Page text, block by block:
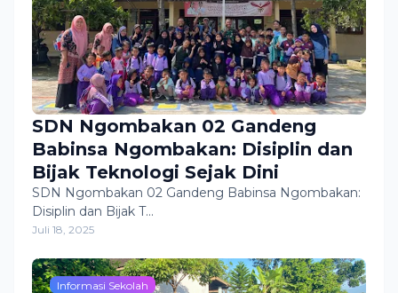
SDN Ngombakan 02 Gandeng
Babinsa Ngombakan: Disiplin dan
Bijak Teknologi Sejak Dini
SDN Ngombakan 02 Gandeng Babinsa Ngombakan:
Disiplin dan Bijak T…
Juli 18, 2025
Informasi Sekolah